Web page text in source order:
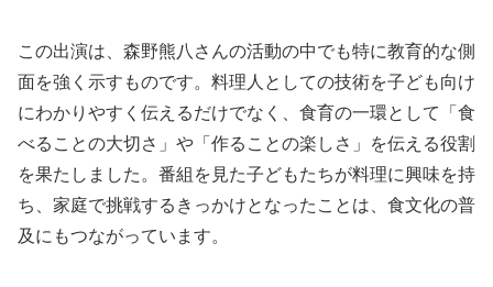
この出演は、森野熊八さんの活動の中でも特に教育的な側
面を強く示すものです。料理人としての技術を子ども向け
にわかりやすく伝えるだけでなく、食育の一環として「食
べることの大切さ」や「作ることの楽しさ」を伝える役割
を果たしました。番組を見た子どもたちが料理に興味を持
ち、家庭で挑戦するきっかけとなったことは、食文化の普
及にもつながっています。